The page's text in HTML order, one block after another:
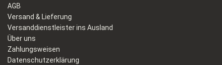
AGB
Versand & Lieferung
Versanddienstleister ins Ausland
Über uns
Zahlungsweisen
Datenschutzerklärung